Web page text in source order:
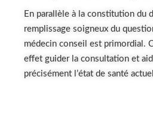
En parallèle à la constitution du
remplissage soigneux du
médecin conseil est primordial.
effet guider la consultation et
précisément l’état de santé